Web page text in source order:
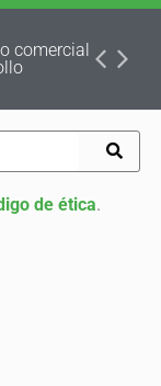
comercial
de ética.